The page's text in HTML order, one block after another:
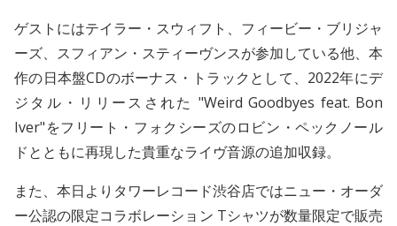
ゲストにはテイラー・スウィフト、フィービー・ブリジャ
ーズ、スフィアン・スティーヴンスが参加している他、本
作の日本盤CDのボーナス・トラックとして、2022年にデ
ジタル・リリースされた "Weird Goodbyes feat. Bon
Iver"をフリート・フォクシーズのロビン・ペックノール
ドとともに再現した貴重なライヴ音源の追加収録。
また、本日よりタワーレコード渋谷店ではニュー・オーダ
ー公認の限定コラボレーション Tシャツが数量限定で販売